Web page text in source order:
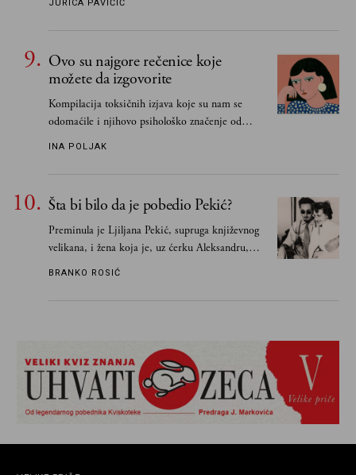
JURICA PAVIČIĆ
Ovo su najgore rečenice koje
možete da izgovorite
Kompilacija toksičnih izjava koje su nam se
odomaćile i njihovo psihološko značenje od
INA POLJAK
Šta bi bilo da je pobedio Pekić?
Preminula je Ljiljana Pekić, supruga književnog
velikana, i žena koja je, uz ćerku Aleksandru,
vodila računa o zaostavštini pisca. Ovu priču o
BRANKO ROSIĆ